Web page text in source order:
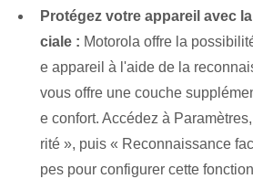
Protégez votre appareil avec
ciale : Motorola offre la
e appareil à l'aide de la
vous offre une couche
e confort. Accédez à
rité », puis « Reconnaissance
pes pour configurer cette